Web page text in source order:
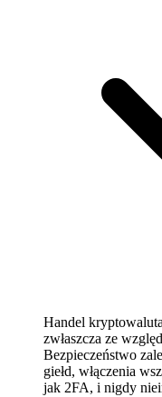
Handel
zwłaszcza ze
Bezpieczeństwo
giełd, włączenia
jak 2FA, i nigdy